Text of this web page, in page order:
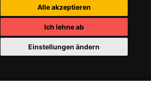
Alle akzeptieren
Ich lehne ab
Einstellungen ändern